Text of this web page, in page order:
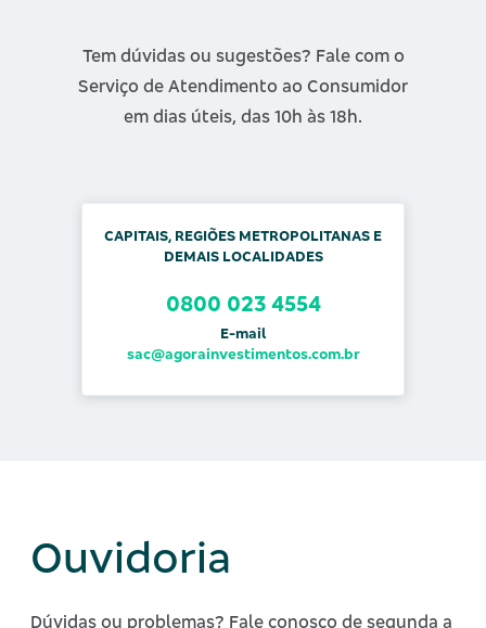
Tem dúvidas ou sugestões? Fale com o
Serviço de Atendimento ao Consumidor
em dias úteis, das 10h às 18h.
CAPITAIS, REGIÕES METROPOLITANAS E
DEMAIS LOCALIDADES
0800 023 4554
E-mail
sac@agorainvestimentos.com.br
Ouvidoria
Dúvidas ou problemas? Fale conosco de segunda a